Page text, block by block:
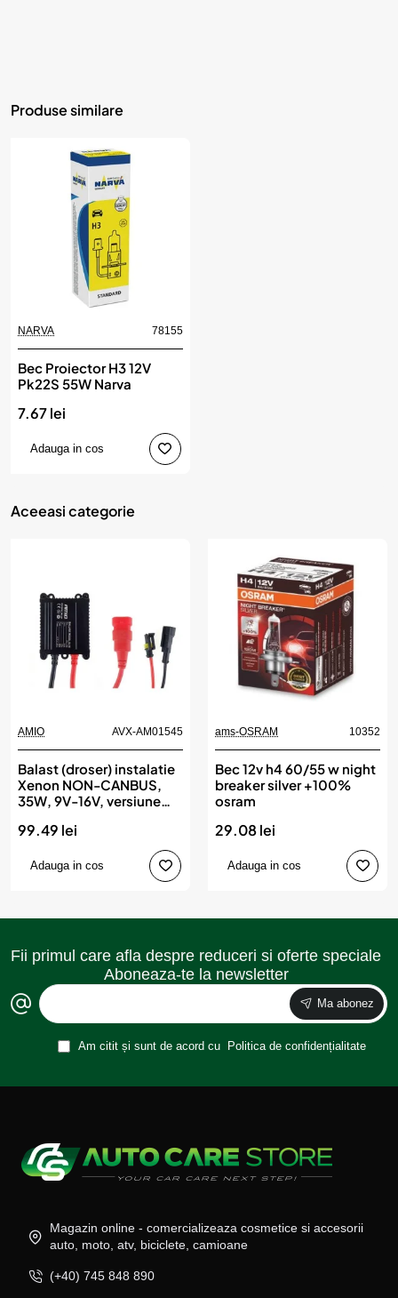
Produse similare
NARVA 78155
Bec Proiector H3 12V
Pk22S 55W Narva
7.67 lei
Adauga in cos
Aceeasi categorie
AMIO AVX-AM01545
Balast (droser) instalatie
Xenon NON-CANBUS,
35W, 9V-16V, versiune
99.49 lei
Adauga in cos
ams-OSRAM 10352
Bec 12v h4 60/55 w night
breaker silver +100%
osram
29.08 lei
Adauga in cos
Fii primul care afla despre reduceri si oferte speciale
Aboneaza-te la newsletter
Ma abonez
Am citit și sunt de acord cu Politica de confidențialitate
Magazin online - comercializeaza cosmetice si accesorii
auto, moto, atv, biciclete, camioane
(+40) 745 848 890